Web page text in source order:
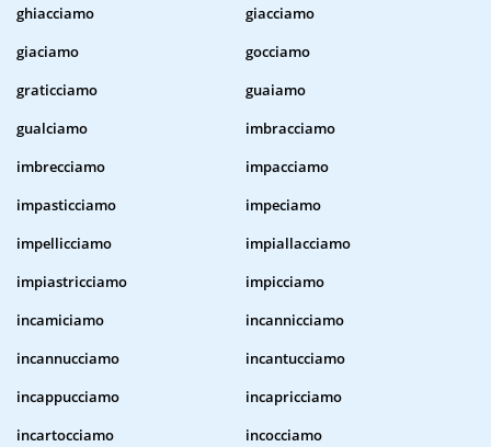
ghiacciamo
giacciamo
giaciamo
gocciamo
graticciamo
guaiamo
gualciamo
imbracciamo
imbrecciamo
impacciamo
impasticciamo
impeciamo
impellicciamo
impiallacciamo
impiastricciamo
impicciamo
incamiciamo
incannicciamo
incannucciamo
incantucciamo
incappucciamo
incapricciamo
incartocciamo
incocciamo